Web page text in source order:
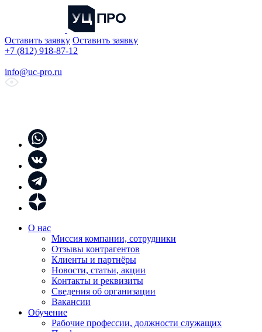
Оставить заявку Оставить заявку
+7 (812) 918-87-12
info@uc-pro.ru
О нас
Миссия компании, сотрудники
Отзывы контрагентов
Клиенты и партнёры
Новости, статьи, акции
Контакты и реквизиты
Сведения об организации
Вакансии
Обучение
Рабочие профессии, должности служащих